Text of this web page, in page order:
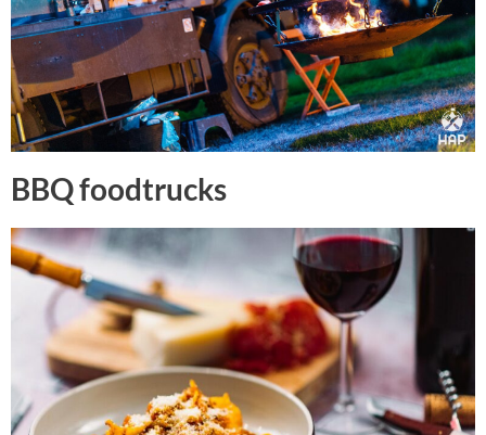
BBQ foodtrucks